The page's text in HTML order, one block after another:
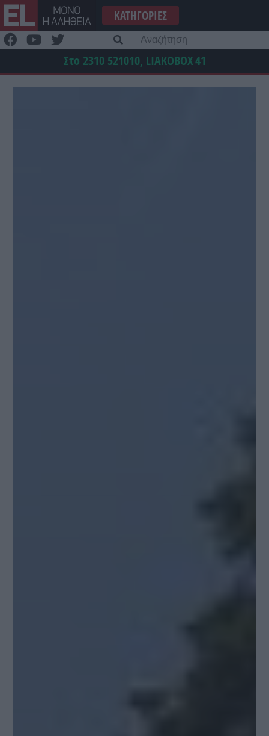
Μετάβαση
στο
περιεχόμενο
ΚΑΤΗΓΟΡΊΕΣ
Στο 2310 521010, LIAKOBOX41